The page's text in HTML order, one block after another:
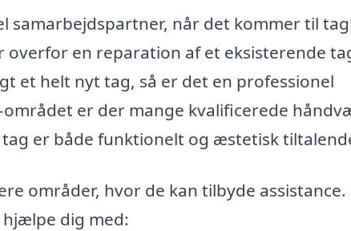
samarbejdspartner, når det kommer til
overfor en reparation af et eksisterende
et helt nyt tag, så er det en professionel
er der mange kvalificerede
er både funktionelt og æstetisk
områder, hvor de kan tilbyde assistance.
dig med: